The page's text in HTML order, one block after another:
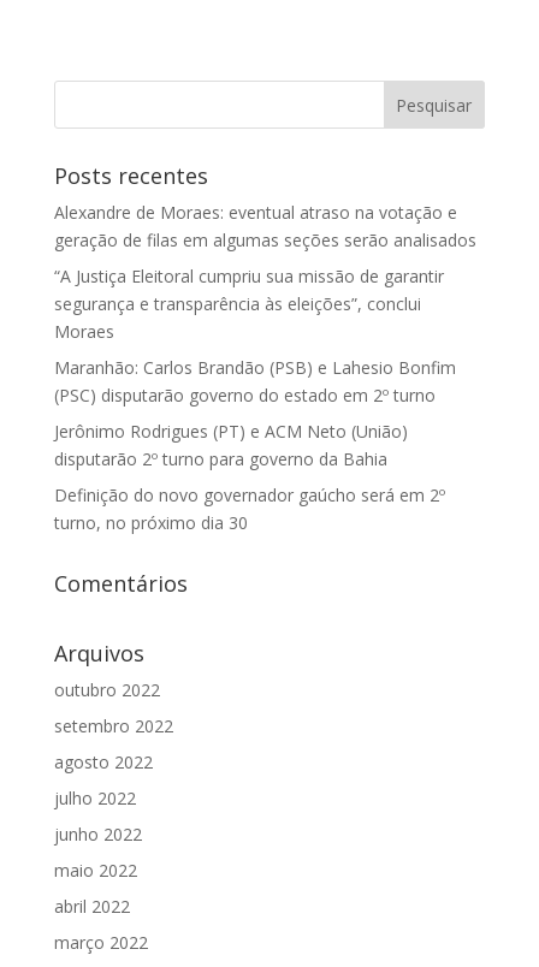
Posts recentes
Alexandre de Moraes: eventual atraso na votação e
geração de filas em algumas seções serão analisados
“A Justiça Eleitoral cumpriu sua missão de garantir
segurança e transparência às eleições”, conclui
Moraes
Maranhão: Carlos Brandão (PSB) e Lahesio Bonfim
(PSC) disputarão governo do estado em 2º turno
Jerônimo Rodrigues (PT) e ACM Neto (União)
disputarão 2º turno para governo da Bahia
Definição do novo governador gaúcho será em 2º
turno, no próximo dia 30
Comentários
Arquivos
outubro 2022
setembro 2022
agosto 2022
julho 2022
junho 2022
maio 2022
abril 2022
março 2022